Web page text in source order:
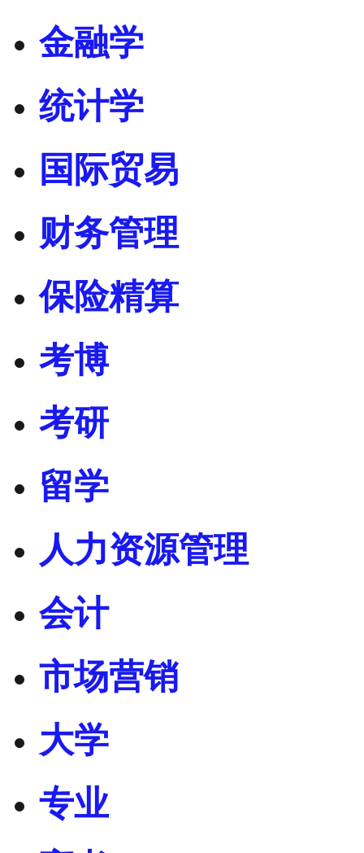
金融学
统计学
国际贸易
财务管理
保险精算
考博
考研
留学
人力资源管理
会计
市场营销
大学
专业